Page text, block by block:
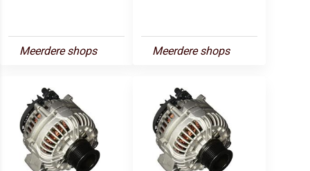
Meerdere shops Meerdere shops